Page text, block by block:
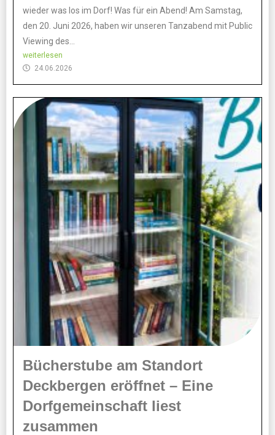
wieder was los im Dorf! Was für ein Abend! Am Samstag,
den 20. Juni 2026, haben wir unseren Tanzabend mit Public
Viewing des...
weiterlesen
24.06.2026
Bücherstube am Standort
Deckbergen eröffnet – Eine
Dorfgemeinschaft liest
zusammen